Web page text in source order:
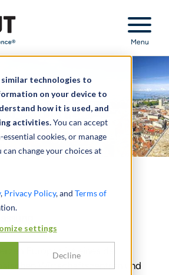
similar technologies to
on your device to
how it is used, and
activities.You can accept
cookies, or manage
change your choices at
, Privacy Policy, and Terms of
settings
Decline
Menu
Europas ist eines der
Wirtschaftszentren und